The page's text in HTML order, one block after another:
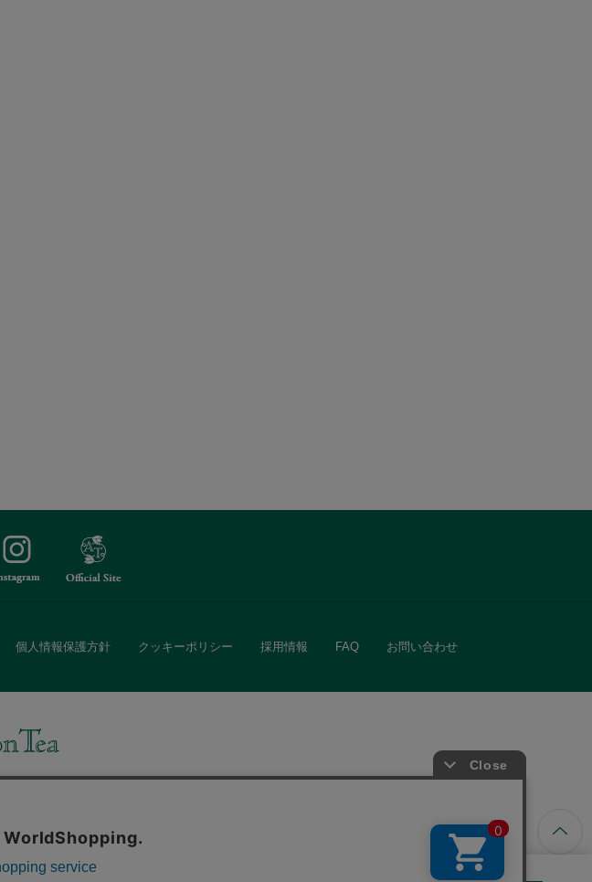
個人情報保護方針 クッキーポリシー 採用情報 FAQ お問い合わせ
豊富な商品がラインナップ。
ご提供しています。